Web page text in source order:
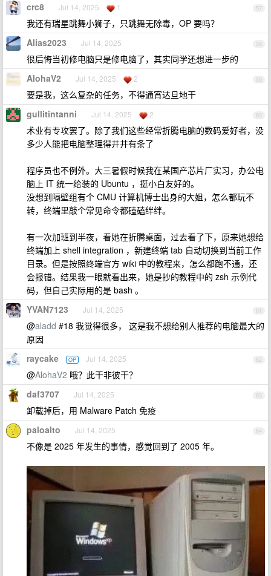
57
crc8 Jul 14, 2025 1
我还有瑞星跳舞小狮子，只跳舞无除毒，OP 要吗？
58
Alias2023 Jul 14, 2025
很后悔当初修电脑只是修电脑了，其实同学还想进一步的
59
AlohaV2 Jul 14, 2025 2
要是我，这么复杂的任务，不得通宵达旦地干
60
gullitintanni Jul 14, 2025 2
术业有专攻罢了。除了我们这些经常折腾电脑的数码爱好者，没
多少人能把电脑整理得井井有条了
程序员也不例外。大三暑假时候我在某国产芯片厂实习，办公电
脑上 IT 统一给装的 Ubuntu ，挺小白友好的。
没想到隔壁组有个 CMU 计算机博士出身的大姐，怎么都玩不
转，终端里敲个常见命令都磕磕绊绊。
有一次加班到半夜，看她在折腾桌面，过去看了下，原来她想给
终端加上 shell integration ，新建终端 tab 自动切换到当前工作
目录。但是按照终端官方 wiki 中的教程来，怎么都跑不通，还
会报错。结果我一眼就看出来，她是抄的教程中的 zsh 示例代
码，但自己实际用的是 bash 。
61
YVAN7123 Jul 14, 2025
@aladd #18 我觉得很多， 这是我不想给别人推荐的电脑最大的
原因
62
raycake OP Jul 14, 2025
@AlohaV2 哦？此干非彼干？
63
daf3707 Jul 14, 2025
卸载掉后，用 Malware Patch 免疫
64
paloalto Jul 14, 2025
不像是 2025 年发生的事情，感觉回到了 2005 年。